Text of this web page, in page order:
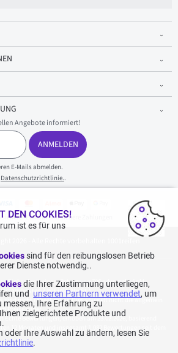
Angebote informiert!
ANMELDEN
E-Mails abmelden.
Datenschutzrichtlinie..
sicherer Einkauf und sichere Zahlungen
2026 - Alle Rechte vorbehalten 1001reifen
Einkauf mit einem Betrag von 70€ oder mehr (inkl.
7,90€ inkl. MwSt.).
sind nicht rabattierbar. Dies spiegelt nicht die allgemein
Preise wider.
Echte Bewertungen, erhoben am 23.02.2026, basierend
12 Monaten und insgesamt 1.082 Bewertungen seit dem
DEN COOKIES!
ist es für uns
sind für den reibungslosen Betrieb
Dienste notwendig..
die Ihrer Zustimmung unterliegen,
und unseren Partnern verwendet, um
messen, Ihre Erfahrung zu
zielgerichtete Produkte und
oder Ihre Auswahl zu ändern, lesen Sie
.